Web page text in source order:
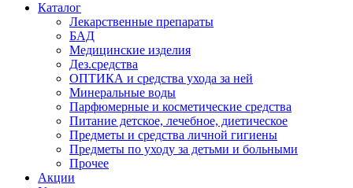
Каталог
Лекарственные препараты
БАД
Медицинские изделия
Дез.средства
ОПТИКА и средства ухода за ней
Минеральные воды
Парфюмерные и косметические средства
Питание детское, лечебное, диетическое
Предметы и средства личной гигиены
Предметы по уходу за детьми и больными
Прочее
Акции